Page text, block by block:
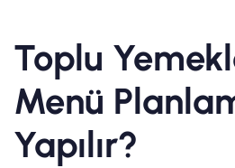
Toplu
Menü
Yapılır?